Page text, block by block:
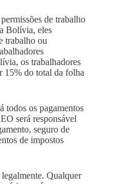
de trabalho
Bolívia, eles
trabalho ou
os trabalhadores
15% do total da folha
todos os pagamentos
será responsável
seguro de
de impostos
Qualquer